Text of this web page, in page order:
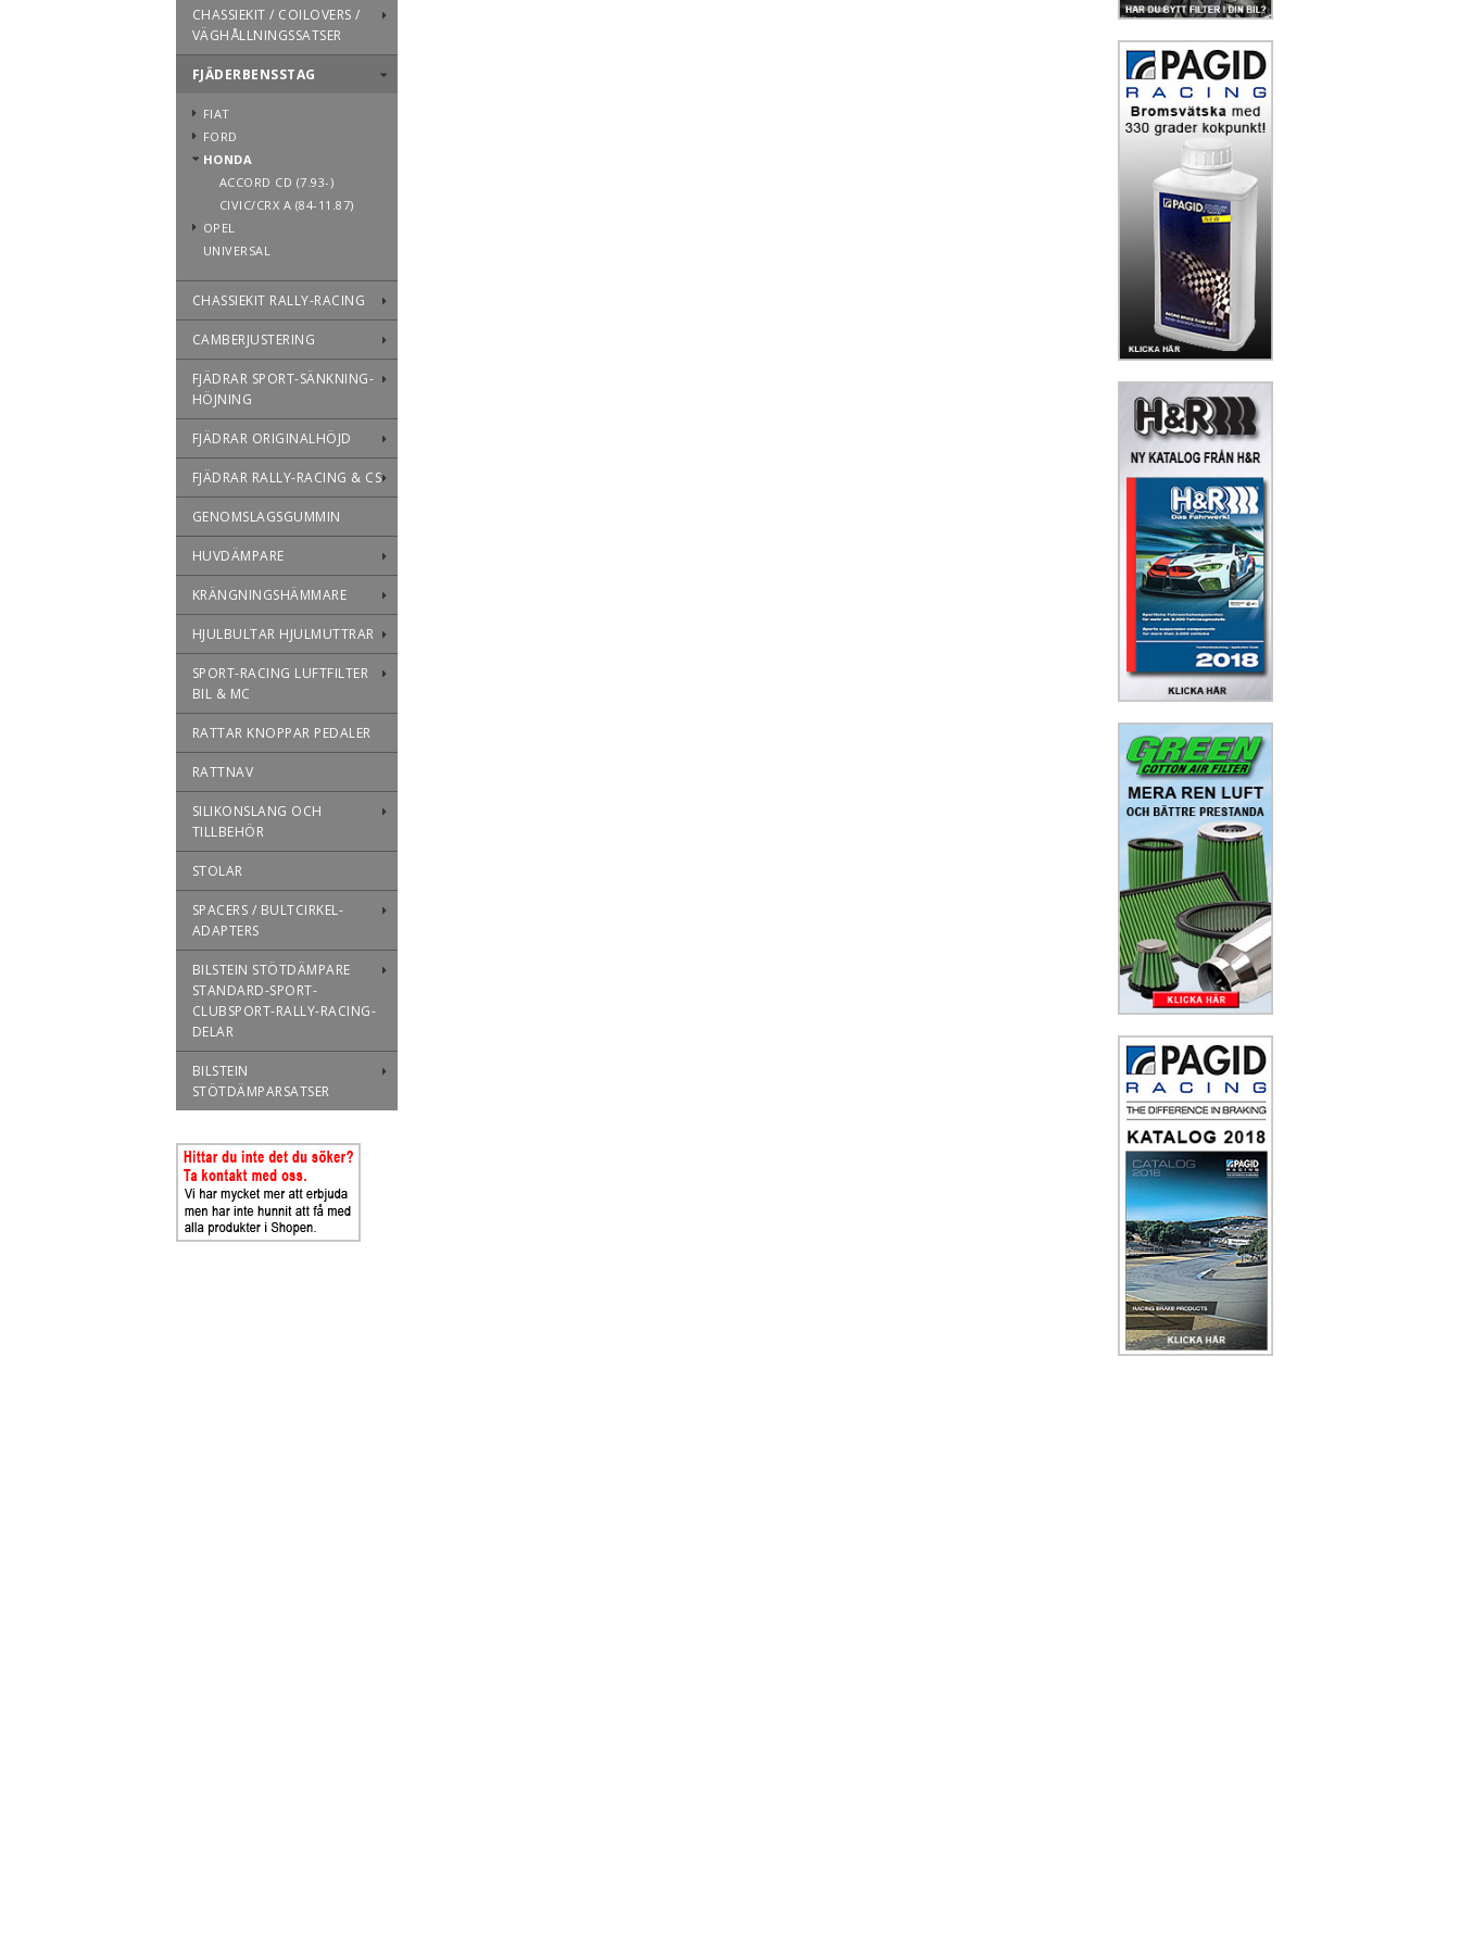
CHASSIEKIT / COILOVERS /
VÄGHÅLLNINGSSATSER
FJÄDERBENSSTAG
FIAT
FORD
HONDA
ACCORD CD (7.93-)
CIVIC/CRX A (84-11.87)
OPEL
UNIVERSAL
CHASSIEKIT RALLY-RACING
CAMBERJUSTERING
FJÄDRAR SPORT-SÄNKNING-
HÖJNING
FJÄDRAR ORIGINALHÖJD
FJÄDRAR RALLY-RACING & CS
GENOMSLAGSGUMMIN
HUVDÄMPARE
KRÄNGNINGSHÄMMARE
HJULBULTAR HJULMUTTRAR
SPORT-RACING LUFTFILTER
BIL & MC
RATTAR KNOPPAR PEDALER
RATTNAV
SILIKONSLANG OCH
TILLBEHÖR
STOLAR
SPACERS / BULTCIRKEL-
ADAPTERS
BILSTEIN STÖTDÄMPARE
STANDARD-SPORT-
CLUBSPORT-RALLY-RACING-
DELAR
BILSTEIN
STÖTDÄMPARSATSER